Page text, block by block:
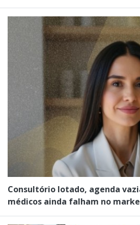
Consultório lotado, agenda
médicos ainda falham no